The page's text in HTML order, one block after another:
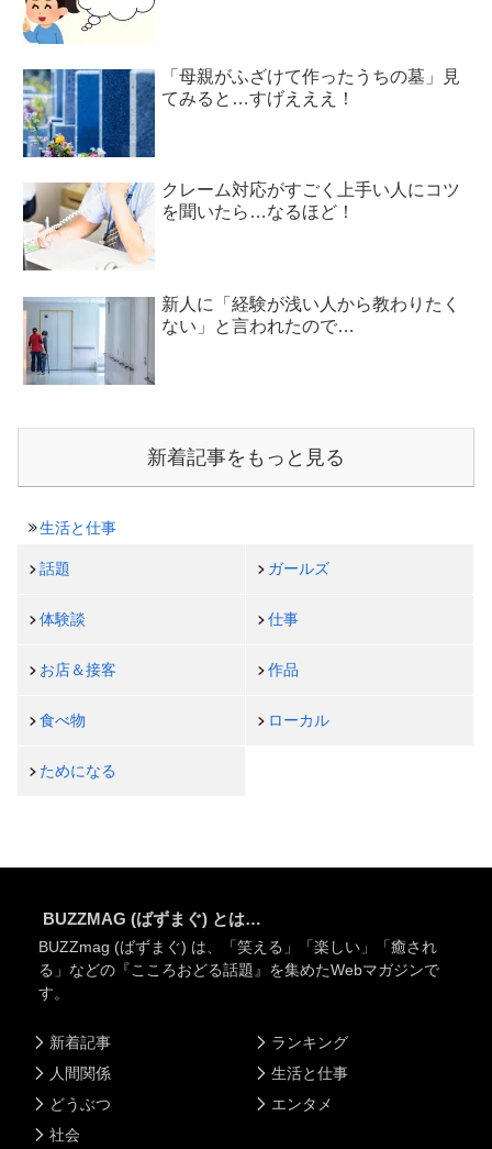
「母親がふざけて作ったうちの墓」見
てみると…すげえええ！
クレーム対応がすごく上手い人にコツ
を聞いたら…なるほど！
新人に「経験が浅い人から教わりたく
ない」と言われたので…
新着記事をもっと見る
生活と仕事
話題 ガールズ
体験談 仕事
お店＆接客 作品
食べ物 ローカル
ためになる
BUZZMAG (ばずまぐ) とは…
BUZZmag (ばずまぐ) は、「笑える」「楽しい」「癒され
る」などの『こころおどる話題』を集めたWebマガジンで
す。
新着記事
人間関係
どうぶつ
社会
ランキング
生活と仕事
エンタメ